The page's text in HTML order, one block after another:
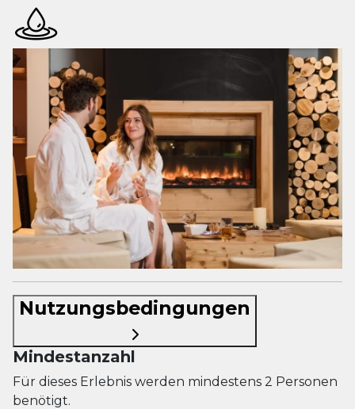
Nutzungsbedingungen
Mindestanzahl
Für dieses Erlebnis werden mindestens 2 Personen
benötigt.